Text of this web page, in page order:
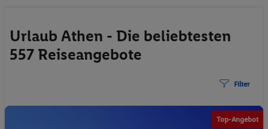
Urlaub Athen - Die beliebtesten
557 Reiseangebote
Filter
Top-Angebot